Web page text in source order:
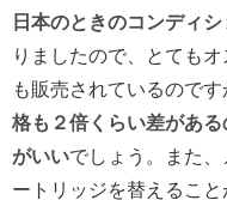
日本のときのコンディ
りましたので、とても
も販売されているのです
格も２倍くらい差があ
がいいでしょう。また
ートリッジを替えること